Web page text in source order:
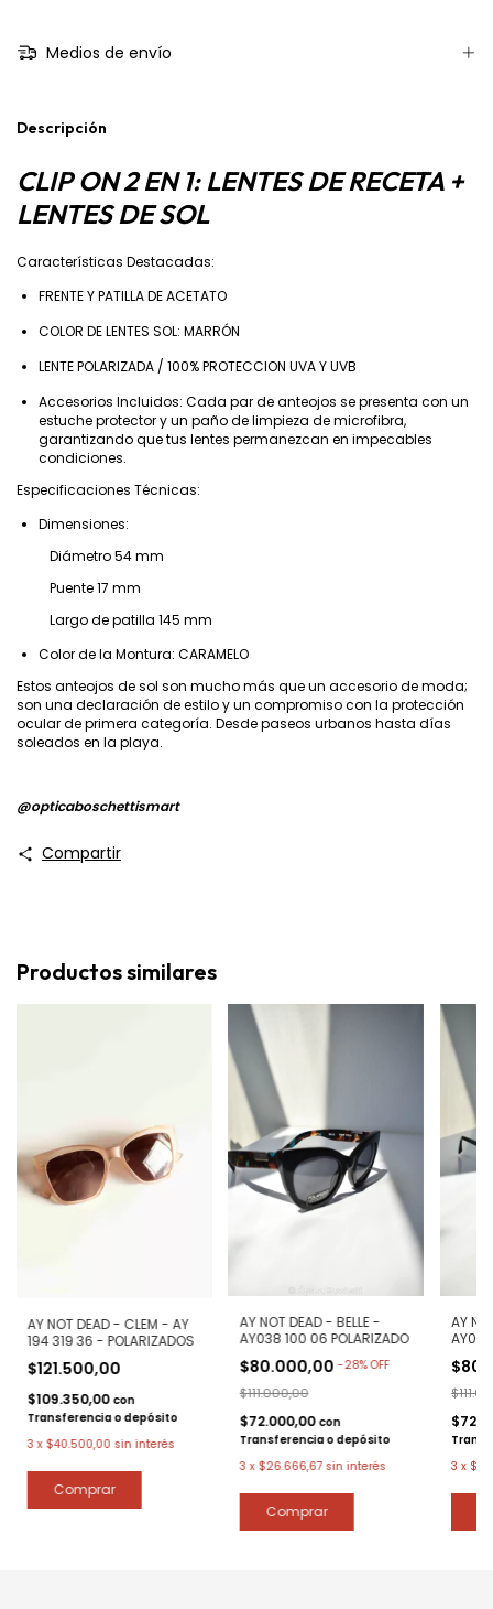
Medios de envío
Descripción
CLIP ON 2 EN 1: LENTES DE RECETA +
LENTES DE SOL
Características Destacadas:
FRENTE Y PATILLA DE ACETATO
COLOR DE LENTES SOL: MARRÓN
LENTE POLARIZADA / 100% PROTECCION UVA Y UVB
Accesorios Incluidos: Cada par de anteojos se presenta con un
estuche protector y un paño de limpieza de microfibra,
garantizando que tus lentes permanezcan en impecables
condiciones.
Especificaciones Técnicas:
Dimensiones:
Diámetro 54 mm
Puente 17 mm
Largo de patilla 145 mm
Color de la Montura: CARAMELO
Estos anteojos de sol son mucho más que un accesorio de moda;
son una declaración de estilo y un compromiso con la protección
ocular de primera categoría. Desde paseos urbanos hasta días
soleados en la playa.
@opticaboschettismart
Compartir
Productos similares
AY NOT DEAD - CLEM - AY
194 319 36 - POLARIZADOS
$121.500,00
$109.350,00 con
Transferencia o depósito
3 x $40.500,00 sin interés
AY NOT DEAD - BELLE -
AY038 100 06 POLARIZADO
$80.000,00-28%OFF
$111.000,00
$72.000,00 con
Transferencia o depósito
3 x $26.666,67 sin interés
AY
3 x